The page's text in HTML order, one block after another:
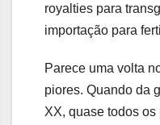
royalties para
importação para
Parece uma volta
piores. Quando da
XX, quase todos